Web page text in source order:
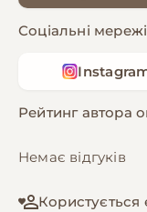
Соціальні мережі
Рейтинг автора
Немає відгуків
Користується